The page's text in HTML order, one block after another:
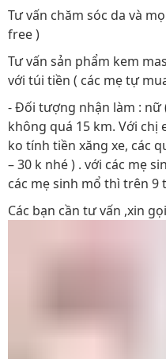
Tư vấn chăm sóc da và
free )
Tư vấn sản phẩm kem
với túi tiền ( các mẹ tự
- Đối tượng nhận làm : nữ
không quá 15 km. Với
ko tính tiền xăng xe, các
– 30 k nhé ) . với các mẹ
các mẹ sinh mổ thì trên 9
Các bạn cần tư vấn ,xin